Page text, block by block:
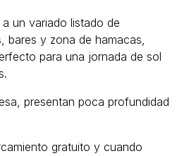
un variado listado de
bares y zona de hamacas,
para una jornada de sol
presentan poca profundidad
gratuito y cuando